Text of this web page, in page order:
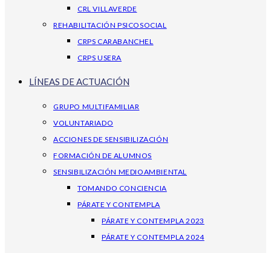
CRL VILLAVERDE
REHABILITACIÓN PSICOSOCIAL
CRPS CARABANCHEL
CRPS USERA
LÍNEAS DE ACTUACIÓN
GRUPO MULTIFAMILIAR
VOLUNTARIADO
ACCIONES DE SENSIBILIZACIÓN
FORMACIÓN DE ALUMNOS
SENSIBILIZACIÓN MEDIOAMBIENTAL
TOMANDO CONCIENCIA
PÁRATE Y CONTEMPLA
PÁRATE Y CONTEMPLA 2023
PÁRATE Y CONTEMPLA 2024